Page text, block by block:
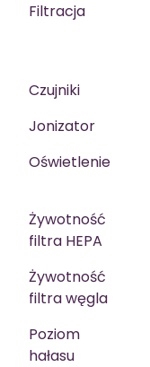
Filtracja
Czujniki
Jonizator
Oświetlenie
Żywotność
filtra HEPA
Żywotność
filtra węgla
Poziom
hałasu